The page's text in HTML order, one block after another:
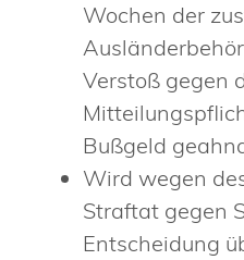
Wochen der
Verstoß gegen
Bußgeld
Wird wegen
Straftat gegen
Entscheidung